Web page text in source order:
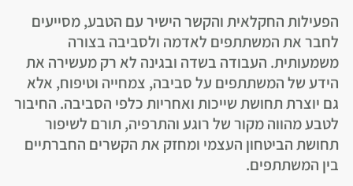
הפעילות החקלאית והקשר הישיר עם הטבע, מסייעים
לחבר את המשתתפים לאדמה ולסביבה בצורה
משמעותית. העבודה בשדה ובגינה לא רק מעשירה את
הידע של המשתתפים על סביבה, צמחייה וטיפוח, אלא
גם יוצרת תחושת שייכות ואחריות כלפי הסביבה. החיבור
לטבע מהווה מקור של רוגע והתרפיה, תורם לשיפור
תחושת הביטחון העצמי ומחזק את הקשרים החברתיים
בין המשתתפים.